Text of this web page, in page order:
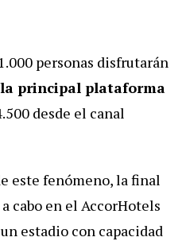
personas disfrutarán
la principal plataforma
desde el canal
este fenómeno, la final
cabo en el AccorHotels
estadio con capacidad